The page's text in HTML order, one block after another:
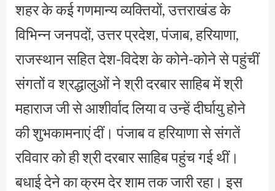
शहर के कई गणमान्य व्यक्तियों, उत्तराखंड के
विभिन्न जनपदों, उत्तर प्रदेश, पंजाब, हरियाणा,
राजस्थान सहित देश-विदेश के कोने-कोने से पहुंचीं
संगतों व श्रद्धालुओं ने श्री दरबार साहिब में श्री
महाराज जी से आशीर्वाद लिया व उन्हें दीर्घायु होने
की शुभकामनाएं दीं। पंजाब व हरियाणा से संगतें
रविवार को ही श्री दरबार साहिब पहुंच गई थीं।
बधाई देने का क्रम देर शाम तक जारी रहा। इस